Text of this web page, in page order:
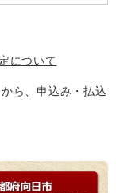
準 拡大
について
ら、申込み・払込